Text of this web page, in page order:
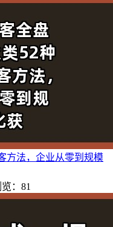
方法，企业从零到规模
：81